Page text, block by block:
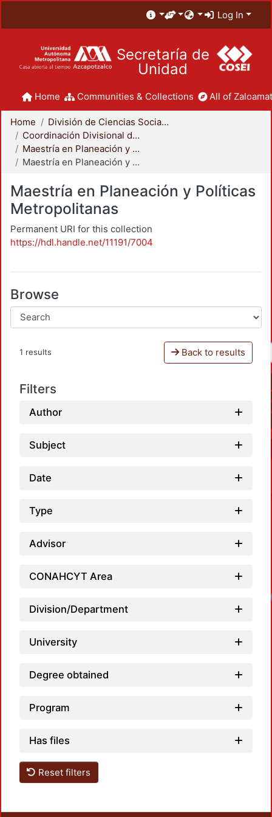
Log In
Secretaría de
Unidad
Home Communities & Collections All of
Home
División de Ciencias Sociales y Humanidades
Coordinación Divisional de Posgrado
Maestría en Planeación y Políticas Metropolitanas
Maestría en Planeación y Políticas Metropolitanas
Maestría en Planeación y Políticas
Metropolitanas
Permanent URI for this collection
https://hdl.handle.net/11191/7004
Browse
1 results Back to results
Filters
Author
Subject
Date
Type
Advisor
CONAHCYT Area
Division/Department
University
Degree obtained
Program
Has files
Reset filters